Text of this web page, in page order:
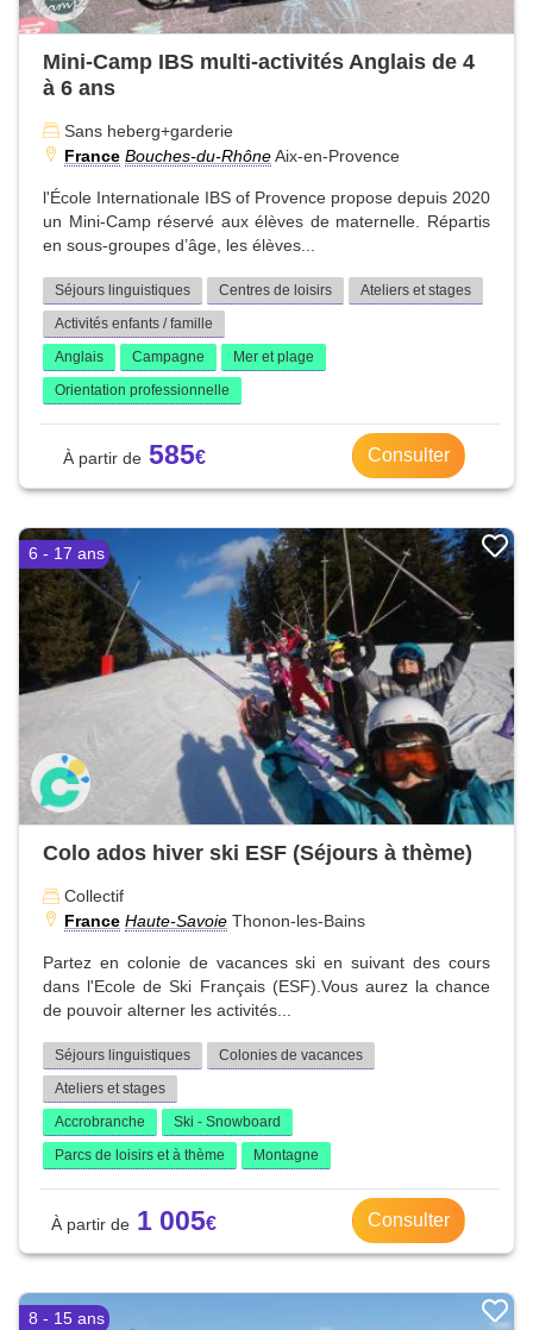
Mini-Camp IBS multi-activités Anglais de 4
à 6 ans
Sans heberg+garderie
France Bouches-du-RhôneAix-en-Provence
l'École Internationale IBS of Provence propose depuis 2020
un Mini-Camp réservé aux élèves de maternelle. Répartis
en sous-groupes d’âge, les élèves...
Séjours linguistiques Centres de loisirs
Ateliers et stages
Activités enfants / famille
Anglais
Campagne
Mer et plage
Orientation professionnelle
585 Consulter
6 - 17 ans
Colo ados hiver ski ESF (Séjours à thème)
Collectif
France Haute-Savoie Thonon-les-Bains
Partez en colonie de vacances ski en suivant des cours
dans l'Ecole de Ski Français (ESF).Vous aurez la chance
de pouvoir alterner les activités...
Séjours linguistiques
Colonies de vacances
Ateliers et stages
Accrobranche
Ski - Snowboard
Parcs de loisirs et à thème
Montagne
1 005 Consulter
8 - 15 ans